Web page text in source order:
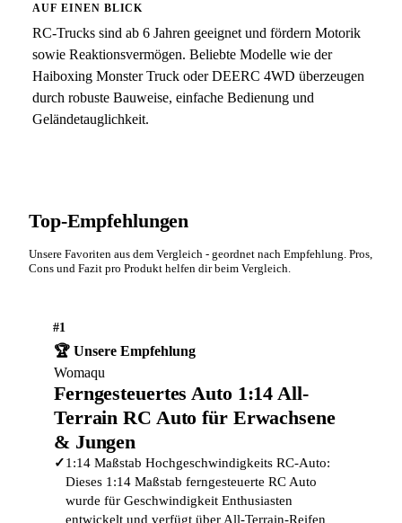
AUF EINEN BLICK
RC-Trucks sind ab 6 Jahren geeignet und fördern Motorik
sowie Reaktionsvermögen. Beliebte Modelle wie der
Haiboxing Monster Truck oder DEERC 4WD überzeugen
durch robuste Bauweise, einfache Bedienung und
Geländetauglichkeit.
Top-Empfehlungen
Unsere Favoriten aus dem Vergleich - geordnet nach Empfehlung. Pros,
Cons und Fazit pro Produkt helfen dir beim Vergleich.
#1
🏆 Unsere Empfehlung
Womaqu
Ferngesteuertes Auto 1:14 All-
Terrain RC Auto für Erwachsene
& Jungen
✓1:14 Maßstab Hochgeschwindigkeits RC-Auto:
Dieses 1:14 Maßstab ferngesteuerte RC Auto
wurde für Geschwindigkeit Enthusiasten
entwickelt und verfügt über All-Terrain-Reifen